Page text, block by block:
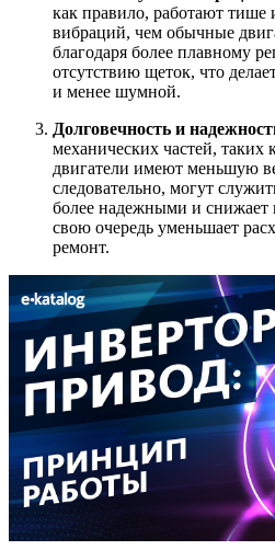
как правило, работают тише
вибраций, чем обычные
благодаря более плавному
отсутствию щеток, что
и менее шумной.
Долговечность и
механических частей,
двигатели имеют меньшую
следовательно, могут
более надежными и снижает
свою очередь уменьшает
ремонт.